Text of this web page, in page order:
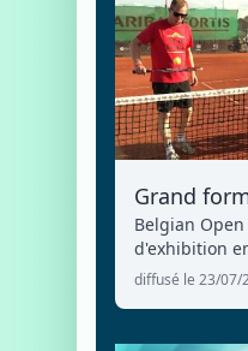
Grand
Belgian
d'exhibition
diffusé le 23/07/